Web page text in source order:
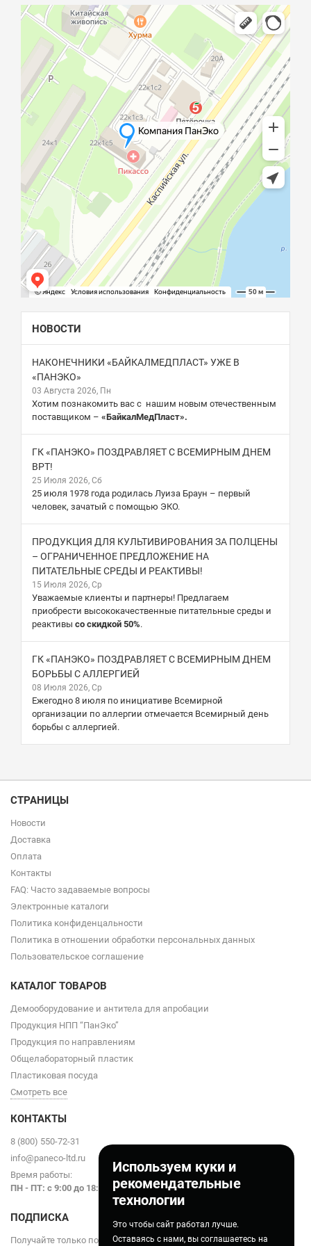
Используем куки и
рекомендательные
технологии
Это чтобы сайт работал лучше.
Оставаясь с нами, вы соглашаетесь на
НОВОСТИ
НАКОНЕЧНИКИ «БАЙКАЛМЕДПЛАСТ» УЖЕ В
«ПАНЭКО»
03 Августа 2026, Пн
Хотим познакомить вас с нашим новым отечественным
поставщиком – «БайкалМедПласт».
ГК «ПАНЭКО» ПОЗДРАВЛЯЕТ С ВСЕМИРНЫМ ДНЕМ
ВРТ!
25 Июля 2026, Сб
25 июля 1978 года родилась Луиза Браун – первый
человек, зачатый с помощью ЭКО.
ПРОДУКЦИЯ ДЛЯ КУЛЬТИВИРОВАНИЯ ЗА ПОЛЦЕНЫ
– ОГРАНИЧЕННОЕ ПРЕДЛОЖЕНИЕ НА
ПИТАТЕЛЬНЫЕ СРЕДЫ И РЕАКТИВЫ!
15 Июля 2026, Ср
Уважаемые клиенты и партнеры! Предлагаем
приобрести высококачественные питательные среды и
реактивы со скидкой 50%.
ГК «ПАНЭКО» ПОЗДРАВЛЯЕТ С ВСЕМИРНЫМ ДНЕМ
БОРЬБЫ С АЛЛЕРГИЕЙ
08 Июля 2026, Ср
Ежегодно 8 июля по инициативе Всемирной
организации по аллергии отмечается Всемирный день
борьбы с аллергией.
СТРАНИЦЫ
Новости
Доставка
Оплата
Контакты
FAQ: Часто задаваемые вопросы
Электронные каталоги
Политика конфиденцальности
Политика в отношении обработки персональных данных
Пользовательское соглашение
КАТАЛОГ ТОВАРОВ
Демооборудование и антитела для апробации
Продукция НПП “ПанЭко”
Продукция по направлениям
Общелабораторный пластик
Пластиковая посуда
Смотреть все
КОНТАКТЫ
8 (800) 550-72-31
info@paneco-ltd.ru
Время работы:
ПН - ПТ: с 9:00 до 18:00
ПОДПИСКА
Получайте только полезные статьи!